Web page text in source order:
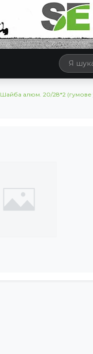
Шайба алюм. 20/28*2 (гумове